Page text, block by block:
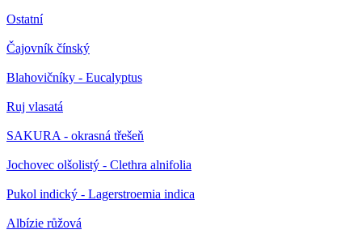
Ostatní
Čajovník čínský
Blahovičníky - Eucalyptus
Ruj vlasatá
SAKURA - okrasná třešeň
Jochovec olšolistý - Clethra alnifolia
Pukol indický - Lagerstroemia indica
Albízie růžová